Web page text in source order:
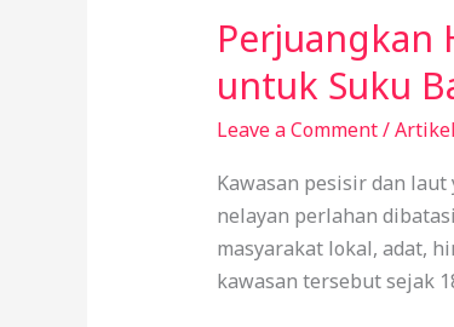
Perjuangkan
untuk Suku
Leave a Comment/Artikel
Kawasan pesisir dan
nelayan perlahan
masyarakat lokal, adat,
kawasan tersebut sejak
Perjuangkan
Hak
Tenurial,
JAPESDA
Sekolah
Advokasi
Pesisir
untuk